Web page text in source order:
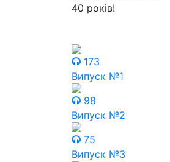
40 років!
173
Випуск №1
98
Випуск №2
75
Випуск №3